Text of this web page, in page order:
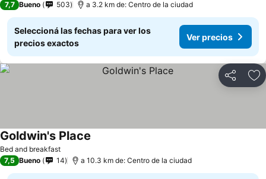
7,7 Bueno 503 a 3.2 km de: Centro de la ciudad
Seleccioná las fechas para ver los
precios exactos
Ver precios
Compartir
Bed and breakfast
Goldwin's Place
7,5 Bueno 14 a 10.3 km de: Centro de la ciudad